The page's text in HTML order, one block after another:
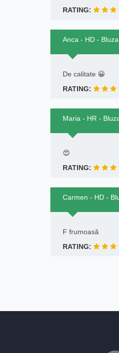
RATING:
Anca - HD -
De calitate 😀
RATING:
Maria - HR -
😍
RATING:
Carmen - HD -
F frumoasă
RATING: